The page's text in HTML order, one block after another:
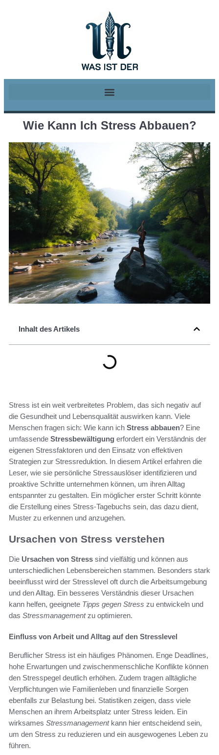
Wie Kann Ich Stress Abbauen?
Inhalt des Artikels
Stress ist ein weit verbreitetes Problem, das sich negativ auf
die Gesundheit und Lebensqualität auswirken kann. Viele
Menschen fragen sich: Wie kann ich Stress abbauen? Eine
umfassende Stressbewältigung erfordert ein Verständnis der
eigenen Stressfaktoren und den Einsatz von effektiven
Strategien zur Stressreduktion. In diesem Artikel erfahren die
Leser, wie sie persönliche Stressauslöser identifizieren und
proaktive Schritte unternehmen können, um ihren Alltag
entspannter zu gestalten. Ein möglicher erster Schritt könnte
die Erstellung eines Stress-Tagebuchs sein, das dazu dient,
Muster zu erkennen und anzugehen.
Ursachen von Stress verstehen
Die Ursachen von Stress sind vielfältig und können aus
unterschiedlichen Lebensbereichen stammen. Besonders stark
beeinflusst wird der Stresslevel oft durch die Arbeitsumgebung
und den Alltag. Ein besseres Verständnis dieser Ursachen
kann helfen, geeignete Tipps gegen Stress zu entwickeln und
das Stressmanagementzu optimieren.
Einfluss von Arbeit und Alltag auf den Stresslevel
Beruflicher Stress ist ein häufiges Phänomen. Enge Deadlines,
hohe Erwartungen und zwischenmenschliche Konflikte können
den Stresspegel deutlich erhöhen. Zudem tragen alltägliche
Verpflichtungen wie Familienleben und finanzielle Sorgen
ebenfalls zur Belastung bei. Statistiken zeigen, dass viele
Menschen an ihrem Arbeitsplatz unter Stress leiden. Ein
wirksames Stressmanagementkann hier entscheidend sein,
um den Stress zu reduzieren und ein ausgewogenes Leben zu
führen.